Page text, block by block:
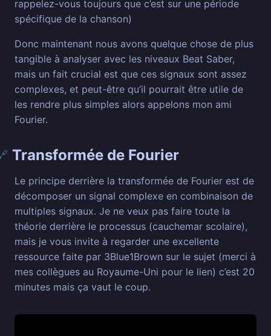
rappelez-vous toujours que c’est sur une période
spécifique de la chanson)
Donc maintenant nous avons quelque chose de plus
tangible à analyser avec les niveaux Beat Saber,
mais un fait crucial est que ces signaux sont assez
complexes, et peut-être qu’il pourrait être utile de
les rendre plus simples alors appelons mon ami
Fourier.
Transformée de Fourier
Le principe derrière la transformée de Fourier est de
décomposer un signal complexe en combinaison de
multiples signaux. Je ne veux pas faire toute la
théorie derrière le processus (cauchemar scolaire),
mais je vous invite à regarder une excellente
ressource faite par 3Blue1Brown sur le sujet (merci à
mes collègues au Royaume-Uni pour le lien) c’est 20
minutes mais ça vaut le coup.